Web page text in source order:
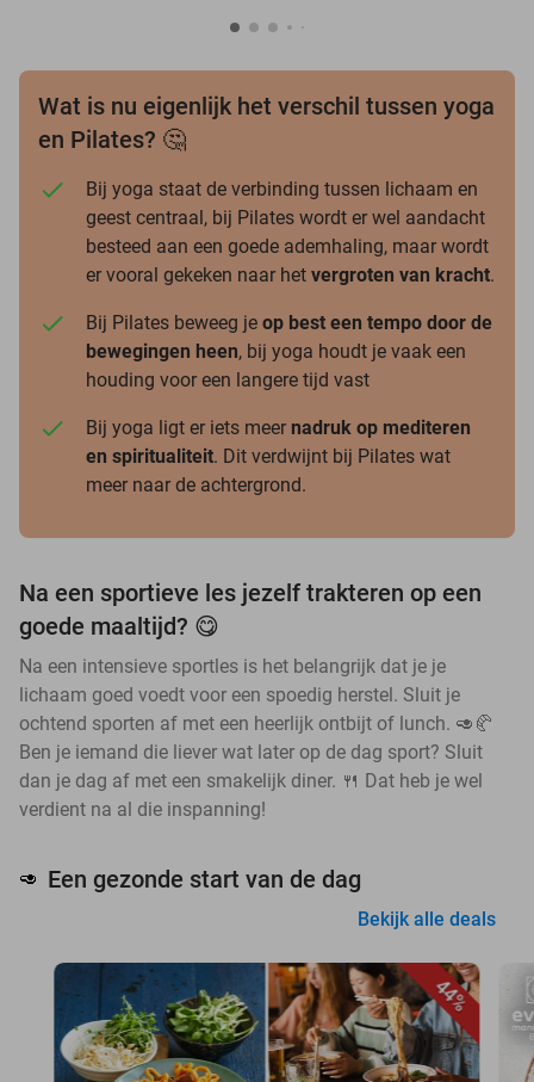
Wat is nu eigenlijk het verschil tussen yoga
en Pilates? 🤔
Bij yoga staat de verbinding tussen lichaam en
geest centraal, bij Pilates wordt er wel aandacht
besteed aan een goede ademhaling, maar wordt
er vooral gekeken naar het vergroten van kracht.
Bij Pilates beweeg je op best een tempo door de
bewegingen heen, bij yoga houdt je vaak een
houding voor een langere tijd vast
Bij yoga ligt er iets meer nadruk op mediteren
en spiritualiteit. Dit verdwijnt bij Pilates wat
meer naar de achtergrond.
Na een sportieve les jezelf trakteren op een
goede maaltijd? 😋
Na een intensieve sportles is het belangrijk dat je je
lichaam goed voedt voor een spoedig herstel. Sluit je
ochtend sporten af met een heerlijk ontbijt of lunch. 🥑🥐
Ben je iemand die liever wat later op de dag sport? Sluit
dan je dag af met een smakelijk diner. 🍴 Dat heb je wel
verdient na al die inspanning!
🥑 Een gezonde start van de dag
Bekijk alle deals
44%